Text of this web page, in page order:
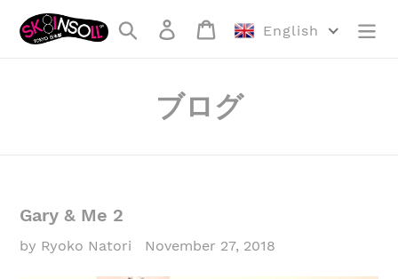
Search Log inCart English
ブログ
Gary & Me 2
by Ryoko Natori November 27, 2018